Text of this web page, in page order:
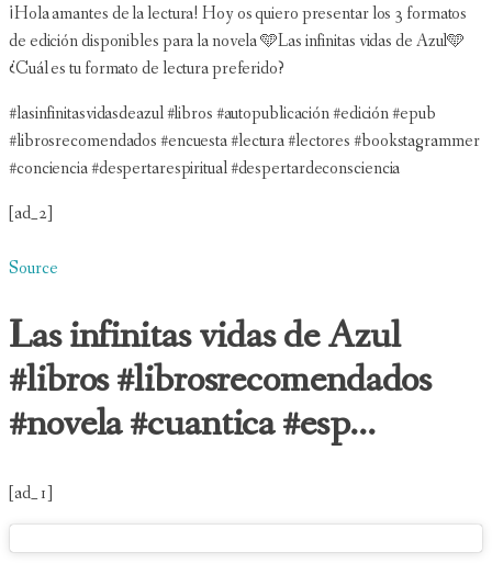
¡Hola amantes de la lectura! Hoy os quiero presentar los 3 formatos
de edición disponibles para la novela 🩵Las infinitas vidas de Azul🩵
¿Cuál es tu formato de lectura preferido?
#lasinfinitasvidasdeazul #libros #autopublicación #edición #epub
#librosrecomendados #encuesta #lectura #lectores #bookstagrammer
#conciencia #despertarespiritual #despertardeconsciencia
[ad_2]
Source
Las infinitas vidas de Azul
#libros #librosrecomendados
#novela #cuantica #esp...
[ad_1]